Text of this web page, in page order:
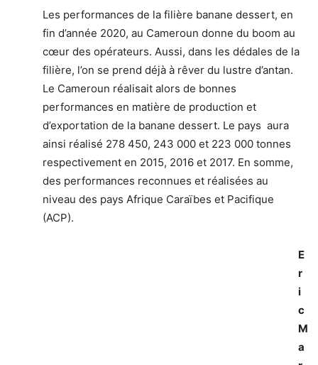
Les performances de la filière banane dessert, en
fin d’année 2020, au Cameroun donne du boom au
cœur des opérateurs. Aussi, dans les dédales de la
filière, l’on se prend déjà à rêver du lustre d’antan.
Le Cameroun réalisait alors de bonnes
performances en matière de production et
d’exportation de la banane dessert. Le pays aura
ainsi réalisé 278 450, 243 000 et 223 000 tonnes
respectivement en 2015, 2016 et 2017. En somme,
des performances reconnues et réalisées au
niveau des pays Afrique Caraïbes et Pacifique
(ACP).
E
r
i
c
M
a